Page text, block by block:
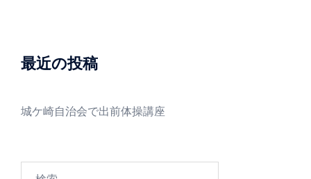
最近の投稿
城ケ崎自治会で出前体操講座